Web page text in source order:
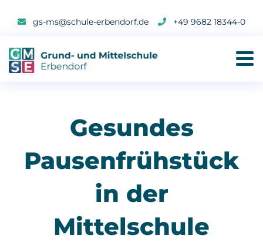
gs-ms@schule-erbendorf.de +49 9682 18344-0
Gesundes
Pausenfrühstück
in der
Mittelschule